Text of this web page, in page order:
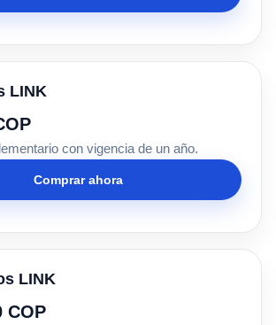
LINK
con vigencia de un año.
Comprar ahora
LINK
COP